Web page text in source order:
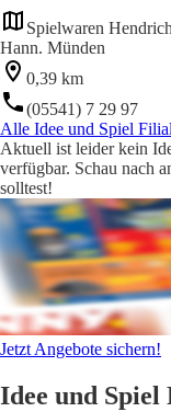
Spielwaren
Hann. Münden
0,39 km
(05541) 7 29 97
Alle Idee und Spiel
Aktuell ist leider kein
verfügbar. Schau nach
solltest!
Jetzt Angebote sichern!
Idee und